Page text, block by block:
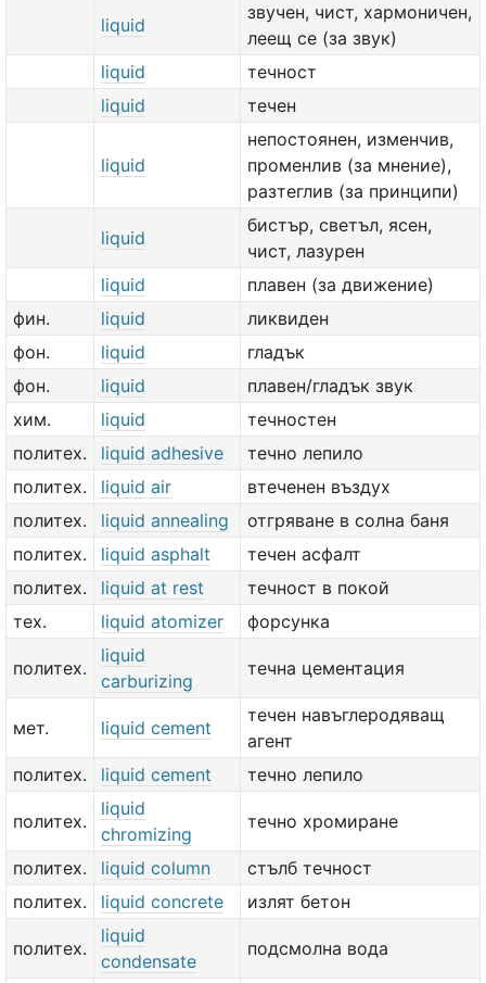
liquid
звучен, чист, хармоничен,
леещ се (за звук)
liquid
течност
liquid
течен
liquid
непостоянен, изменчив,
променлив (за мнение),
разтеглив (за принципи)
liquid
бистър, светъл, ясен,
чист, лазурен
liquid
плавен (за движение)
фин.
liquid
ликвиден
фон.
liquid
гладък
фон.
liquid
плавен/гладък звук
хим.
liquid
течностен
политех.
liquid adhesive
течно лепило
политех.
liquid air
втеченен въздух
политех.
liquid annealing
отгряване в солна баня
политех.
liquid asphalt
течен асфалт
политех.
liquid at rest
течност в покой
тех.
liquid atomizer форсунка
политех.
liquid
carburizing
течна цементация
мет. liquid cement
течен навъглеродяващ
агент
политех.
liquid cement течно лепило
политех.
liquid
chromizing
течно хромиране
политех. liquid column
стълб течност
политех.
liquid concrete излят бетон
политех.
liquid
condensate
подсмолна вода